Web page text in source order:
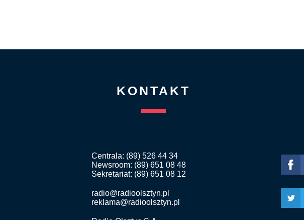
KONTAKT
Centrala: (89) 526 44 34
Newsroom: (89) 651 08 48
Sekretariat: (89) 651 08 12
radio@radioolsztyn.pl
reklama@radioolsztyn.pl